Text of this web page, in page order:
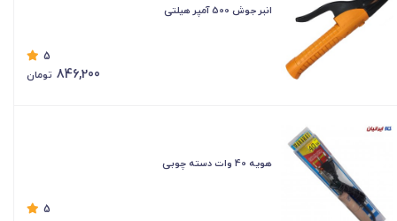
انبر جوش 500 آمپر هیلتی
5
846,200 تومان
هویه 40 وات دسته چوبی
5